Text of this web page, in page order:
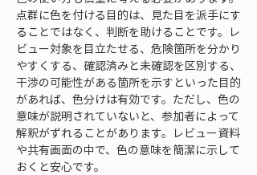
点群に色を付ける目的は、見た目を派手にす
ることではなく、判断を助けることです。レ
ビュー対象を目立たせる、危険箇所を分かり
やすくする、確認済みと未確認を区別する、
干渉の可能性がある箇所を示すといった目的
があれば、色分けは有効です。ただし、色の
意味が説明されていないと、参加者によって
解釈がずれることがあります。レビュー資料
や共有画面の中で、色の意味を簡潔に示して
おくと安心です。